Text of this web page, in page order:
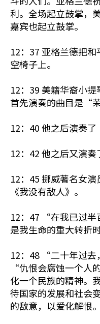
利。全场起立鼓掌，
嘉宾也起立鼓掌。
12：37 亚格兰德把
空椅子上。
12：39 美籍华裔小
首先演奏的曲目是“
12：40 他之后演奏
12：42 他之后又演
12：45 挪威著名女演
《我没有敌人》。
12：47 “在我已过半
是我生命的重大转折
12：48 “二十年过
“仇恨会腐蚀一个人
化一个民族的精神。
待国家的发展和社会
的敌意，以爱化解恨